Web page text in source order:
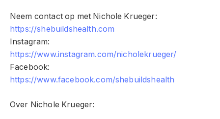
Neem contact op met Nichole Krueger:
https://shebuildshealth.com
Instagram:
https://www.instagram.com/nicholekrueger/
Facebook:
https://www.facebook.com/shebuildshealth
Over Nichole Krueger: